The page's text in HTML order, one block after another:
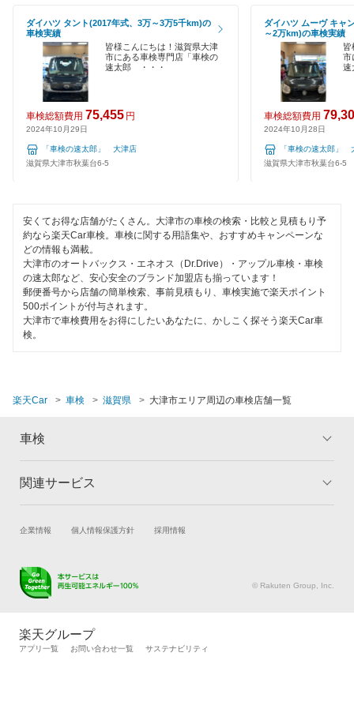
栗東市
1日車検
夜間受付
整備保証
1級整備士在籍
コンピューター診断
ダイハツ タント(2017年式、3万～3万5千km)の
車検実績
皆様こんにちは！滋賀県大津
市にある車検専門店「車検の
速太郎 ・・・
車検総額費用 75,455 円
2024年10月29日
「車検の速太郎」 大津店
滋賀県大津市秋葉台6-5
ダイハツ ムーヴ キャ
～2万km)の車検実績
皆
市
速
車検総額費用
2024年10月28日
「車検の速太郎」
滋賀県大津市秋葉台6-5
安くてお得な店舗がたくさん。大津市の車検の検索・比較と見積もり予
約なら楽天Car車検。車検に関する用語集や、おすすめキャンペーンな
どの情報も満載。
大津市のオートバックス・エネオス（Dr.Drive）・アップル車検・車検
の速太郎など、安心安全のブランド加盟店も揃っています！
郵便番号から店舗の簡単検索、事前見積もり、車検実施で楽天ポイント
500ポイントが付与されます。
大津市で車検費用をお得にしたいあなたに、かしこく探そう楽天Car車
検。
楽天Car 車検 滋賀県 大津市エリア周辺の車検店舗一覧
車検
トップ
車検の基礎知識 キャンペーン一覧
関連サービス
試乗・商談 新車購入
キズ修理予約
メンテナンス管理
タイヤ交換サービス
自動車カタログ 自動車保険
企業情報 個人情報保護方針 採用情報
© Rakuten Group, Inc.
楽天グループ
アプリ一覧 お問い合わせ一覧 サステナビリティ